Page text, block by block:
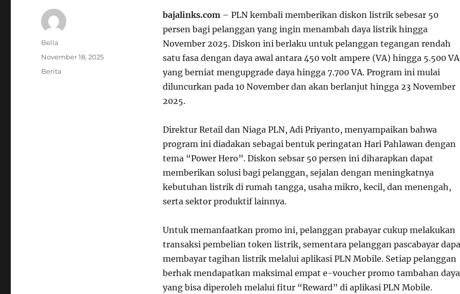
bajalinks.com– PLN kembali memberikan diskon listrik sebesar 50
persen bagi pelanggan yang ingin menambah daya listrik hingga
November 2025. Diskon ini berlaku untuk pelanggan tegangan rendah
satu fasa dengan daya awal antara 450 volt ampere (VA) hingga 5.500 VA
yang berniat mengupgrade daya hingga 7.700 VA. Program ini mulai
diluncurkan pada 10 November dan akan berlanjut hingga 23 November
2025.
Direktur Retail dan Niaga PLN, Adi Priyanto, menyampaikan bahwa
program ini diadakan sebagai bentuk peringatan Hari Pahlawan dengan
tema “Power Hero”. Diskon sebsar 50 persen ini diharapkan dapat
memberikan solusi bagi pelanggan, sejalan dengan meningkatnya
kebutuhan listrik di rumah tangga, usaha mikro, kecil, dan menengah,
serta sektor produktif lainnya.
Untuk memanfaatkan promo ini, pelanggan prabayar cukup melakukan
transaksi pembelian token listrik, sementara pelanggan pascabayar
membayar tagihan listrik melalui aplikasi PLN Mobile. Setiap pelanggan
berhak mendapatkan maksimal empat e-voucher promo tambahan
yang bisa diperoleh melalui fitur “Reward” di aplikasi PLN Mobile.
Author
Bella
Posted
November 18, 2025
Categories
Berita